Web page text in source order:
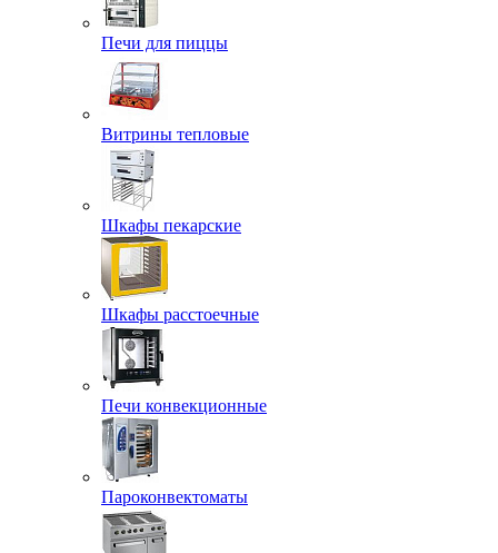
Печи для пиццы
Витрины тепловые
Шкафы пекарские
Шкафы расстоечные
Печи конвекционные
Пароконвектоматы